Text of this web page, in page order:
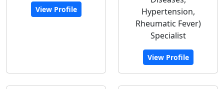
View Profile
Hypertension,
Rheumatic Fever)
Specialist
View Profile